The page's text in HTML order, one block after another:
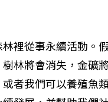
裡從事永續活動。
林將會消失，金礦
者我們可以養殖魚